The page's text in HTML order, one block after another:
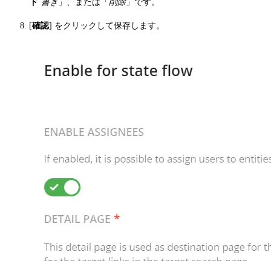
ド 書き 」、または「 削除」です。
[確認] をクリックして保存します。